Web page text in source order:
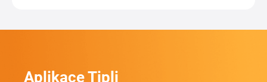
Aplikace Tipli